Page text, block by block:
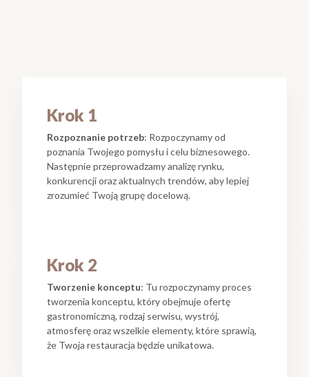
Krok 1
Rozpoznanie potrzeb: Rozpoczynamy od
poznania Twojego pomysłu i celu biznesowego.
Następnie przeprowadzamy analizę rynku,
konkurencji oraz aktualnych trendów, aby lepiej
zrozumieć Twoją grupę docelową.
Krok 2
Tworzenie konceptu: Tu rozpoczynamy proces
tworzenia konceptu, który obejmuje ofertę
gastronomiczną, rodzaj serwisu, wystrój,
atmosferę oraz wszelkie elementy, które sprawią,
że Twoja restauracja będzie unikatowa.